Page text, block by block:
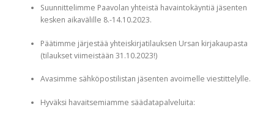
Suunnittelimme Paavolan yhteistä havaintokäyntiä jäsenten
kesken aikavälille 8.-14.10.2023.
Päätimme järjestää yhteiskirjatilauksen Ursan kirjakaupasta
(tilaukset viimeistään 31.10.2023!)
Avasimme sähköpostilistan jäsenten avoimelle viestittelylle.
Hyväksi havaitsemiamme säädatapalveluita: